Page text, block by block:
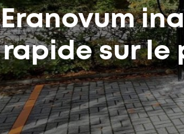
Eranovum
rapide sur le